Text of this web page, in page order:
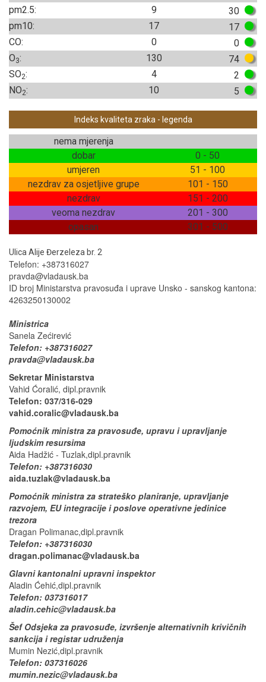
pm2.5:
9
30
pm10:
17
17
CO:
0
0
O3: 130
74
SO2: 4
2
NO2: 10 5
Indeks kvaliteta zraka - legenda
nema mjerenja
dobar
0 - 50
umjeren
51 - 100
nezdrav za osjetljive grupe
101 - 150
nezdrav
151 - 200
veoma nezdrav
201 - 300
opasan
301 - 500
Ulica Alije Đerzeleza br. 2
Telefon: +387316027
pravda@vladausk.ba
ID broj Ministarstva pravosuđa i uprave Unsko - sanskog kantona:
4263250130002
Ministrica
Sanela Zećirević
Telefon: +387316027
pravda@vladausk.ba
Sekretar Ministarstva
Vahid Ćoralić, dipl.pravnik
Telefon: 037/316-029
vahid.coralic@vladausk.ba
Pomoćnik ministra za pravosuđe, upravu i upravljanje
ljudskim resursima
Aida Hadžić - Tuzlak,dipl.pravnik
Telefon: +387316030
aida.tuzlak@vladausk.ba
Pomoćnik ministra za strateško planiranje, upravljanje
razvojem, EU integracije i poslove operativne jedinice
trezora
Dragan Polimanac,dipl.pravnik
Telefon: +387316030
dragan.polimanac@vladausk.ba
Glavni kantonalni upravni inspektor
Aladin Ćehić,dipl.pravnik
Telefon: 037316017
aladin.cehic@vladausk.ba
Šef Odsjeka za pravosuđe, izvršenje alternativnih krivičnih
sankcija i registar udruženja
Mumin Nezić,dipl.pravnik
Telefon: 037316026
mumin.nezic@vladausk.ba